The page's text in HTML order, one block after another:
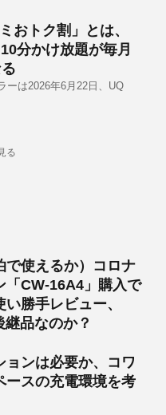
おトク割」とは、
分かけ放題が毎月
ーは2026年6月22日、UQ
る
で使えるか）コロナ
「CW-16A4」購入で
勝手レビュー、
品なのか？
ョンは必要か、コワ
ースの充電環境を考